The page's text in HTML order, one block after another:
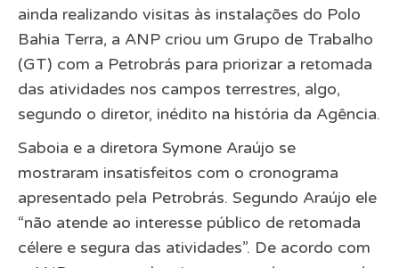
ainda realizando visitas às instalações do Polo
Bahia Terra, a ANP criou um Grupo de Trabalho
(GT) com a Petrobrás para priorizar a retomada
das atividades nos campos terrestres, algo,
segundo o diretor, inédito na história da Agência.
Saboia e a diretora Symone Araújo se
mostraram insatisfeitos com o cronograma
apresentado pela Petrobrás. Segundo Araújo ele
“não atende ao interesse público de retomada
célere e segura das atividades”. De acordo com